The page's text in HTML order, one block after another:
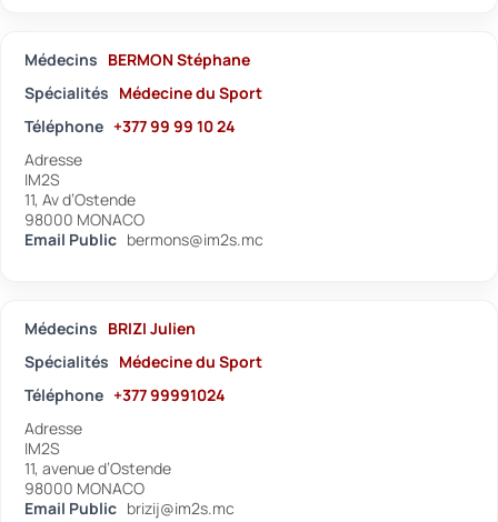
Médecins BERMON Stéphane
Spécialités Médecine du Sport
Téléphone +377 99 99 10 24
Adresse
IM2S
11, Av d’Ostende
98000 MONACO
Email Public bermons@im2s.mc
Médecins BRIZI Julien
Spécialités Médecine du Sport
Téléphone +377 99991024
Adresse
IM2S
11, avenue d’Ostende
98000 MONACO
Email Public brizij@im2s.mc